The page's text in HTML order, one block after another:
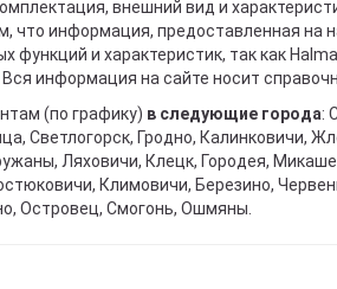
внешний вид и
что информация, предоставленная
функций и характеристик, так как
информация на сайте носит
(по графику) в следующие города:
Светлогорск, Гродно, Калинковичи,
Ляховичи, Клецк, Городея,
Климовичи, Березино,
Островец, Смогонь, Ошмяны.